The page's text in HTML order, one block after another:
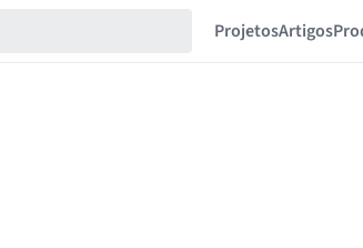
ProjetosArtigos